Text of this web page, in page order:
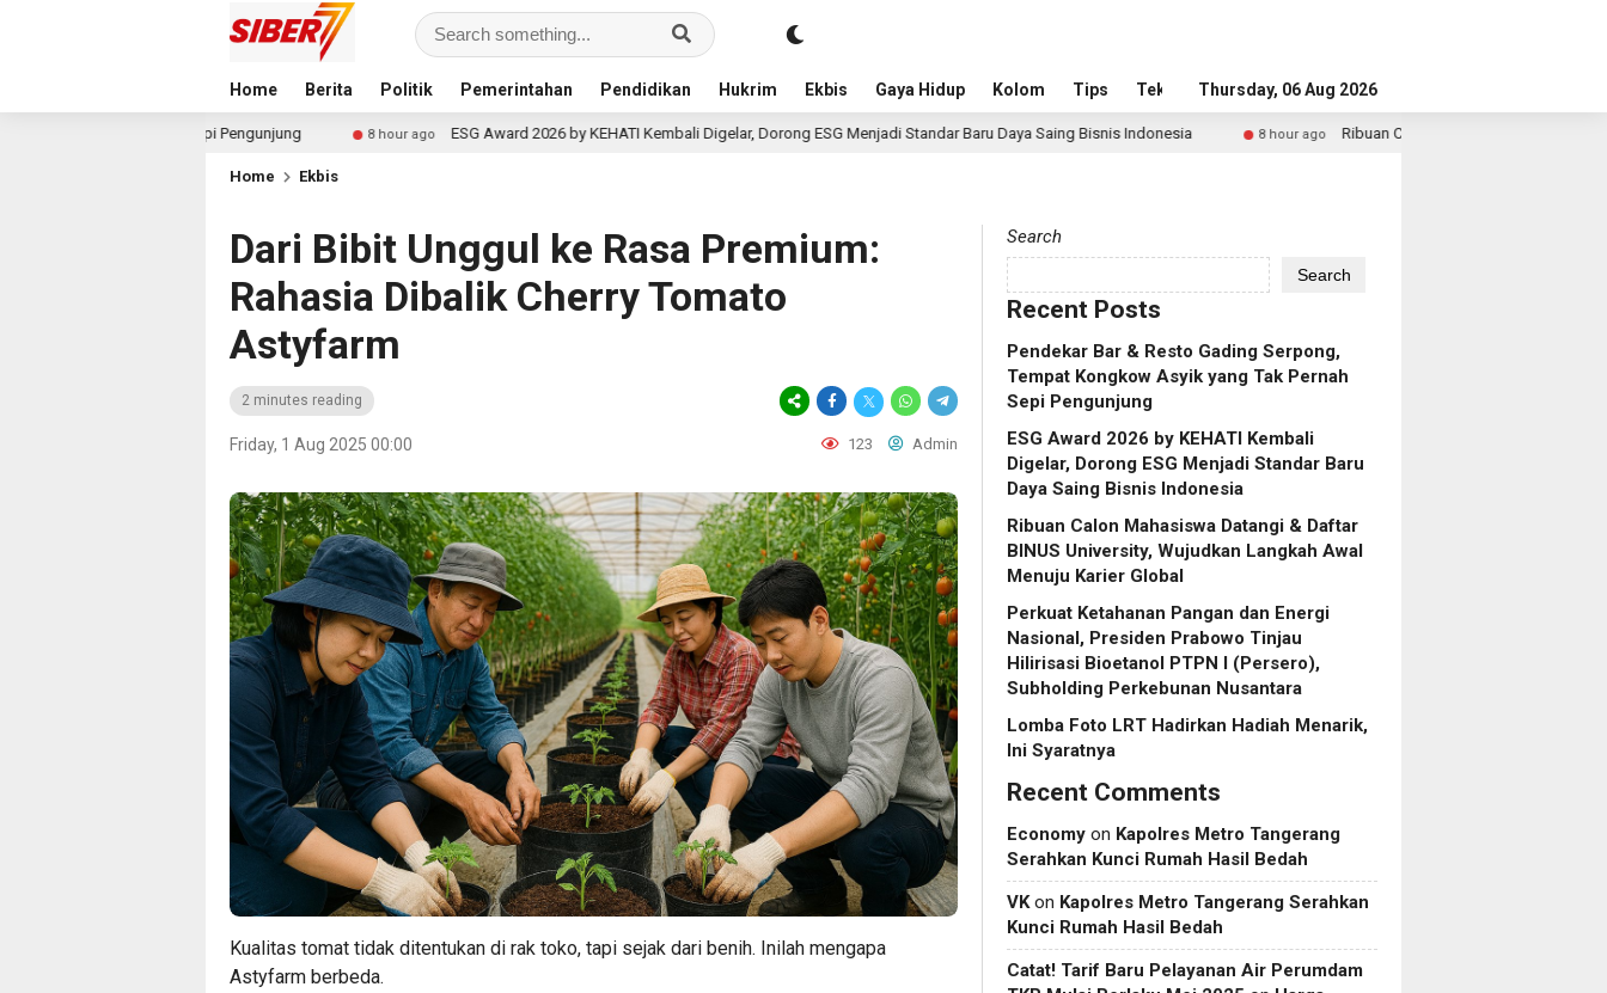
Home Berita Politik Pemerintahan Pendidikan Hukrim Ekbis Gaya Hidup Kolom Tips Tekno Thursday, 06 Aug 2026
8 hour ago ESG Award 2026 by KEHATI Kembali Digelar, Dorong ESG Menjadi Standar Baru Daya Saing Bisnis Indonesia 8 hour ago Ribuan Calon Mahasiswa Datangi & Daftar BINUS
Home Ekbis
Dari Bibit Unggul ke Rasa Premium:
Rahasia Dibalik Cherry Tomato
Astyfarm
2 minutes reading
Friday, 1 Aug 2025 00:00 123 Admin
Kualitas tomat tidak ditentukan di rak toko, tapi sejak dari benih. Inilah mengapa
Astyfarm berbeda.
Search
Search
Recent Posts
Pendekar Bar & Resto Gading Serpong,
Tempat Kongkow Asyik yang Tak Pernah
Sepi Pengunjung
ESG Award 2026 by KEHATI Kembali
Digelar, Dorong ESG Menjadi Standar Baru
Daya Saing Bisnis Indonesia
Ribuan Calon Mahasiswa Datangi & Daftar
BINUS University, Wujudkan Langkah Awal
Menuju Karier Global
Perkuat Ketahanan Pangan dan Energi
Nasional, Presiden Prabowo Tinjau
Hilirisasi Bioetanol PTPN I (Persero),
Subholding Perkebunan Nusantara
Lomba Foto LRT Hadirkan Hadiah Menarik,
Ini Syaratnya
Recent Comments
Economy on Kapolres Metro Tangerang
Serahkan Kunci Rumah Hasil Bedah
VKon Kapolres Metro Tangerang Serahkan
Kunci Rumah Hasil Bedah
Catat! Tarif Baru Pelayanan Air Perumdam